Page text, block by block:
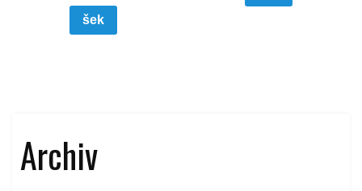
šek
Archiv